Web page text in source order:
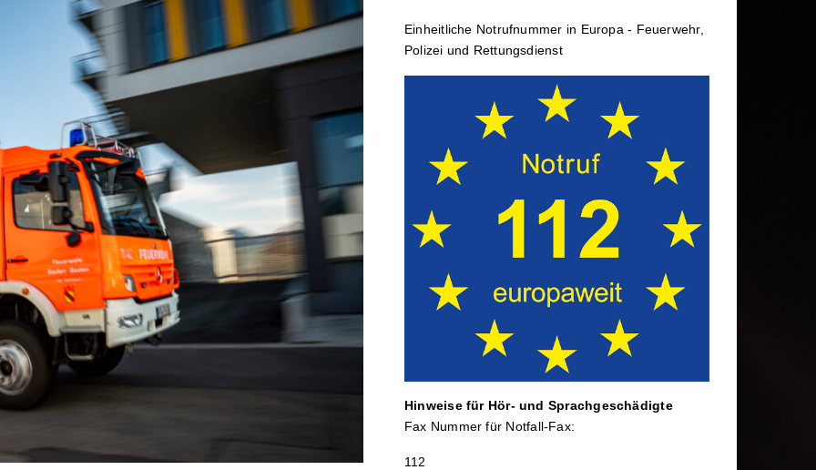
Planspiel
Führungsgruppe
Einsatzabschnittsleiter
der
Feuerwehr
Entdecke Eine Neue
Faszinierende Welt In
Steinbach
Voraussetzungen
Kindergruppe
Jugendgruppe Aktivitäten & Ziele
Abrollbehälter
Dekontamination
Mannschaftstransportwagen
Aus- & Fortbildung
Einheit­li­che Notruf­num­mer in Europa - Feuerwehr,
Polizei und Rettungs­dienst
Hinweise für Hör- und Sprach­ge­schä­digte
Fax Nummer für Notfall-Fax:
112